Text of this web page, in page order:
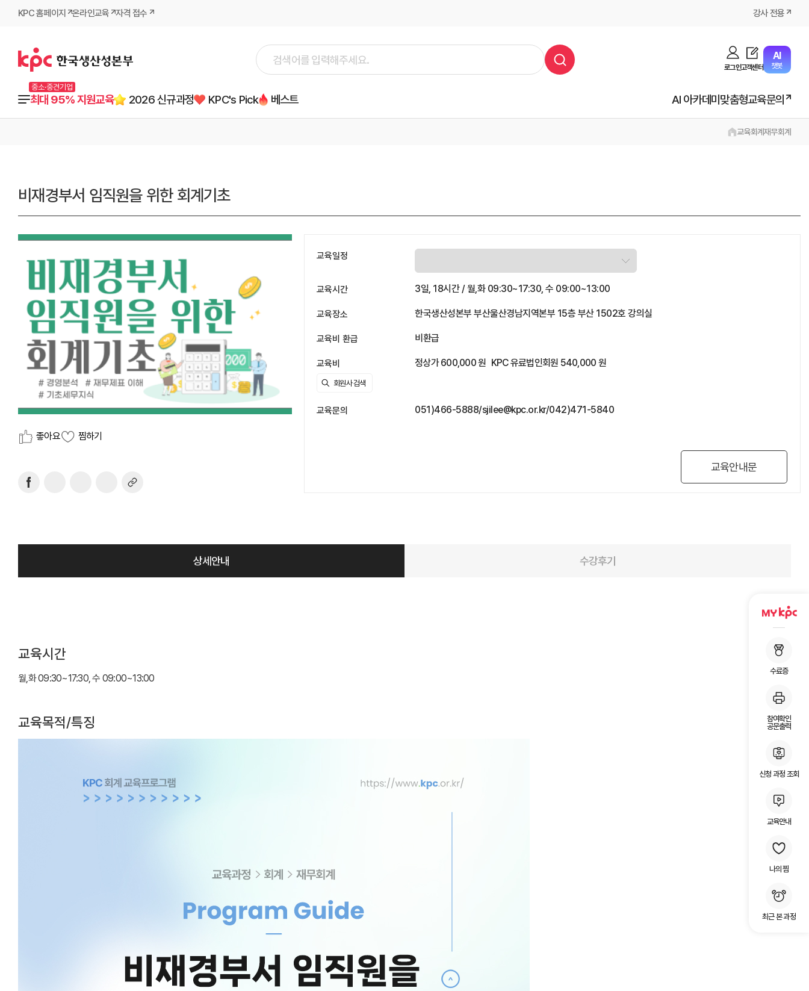
KPC 홈페이지 온라인교육 자격 접수 강사 전용
로그인고객센터
AI
챗봇
중소·중견기업
최대 95% 지원교육 2026 신규과정 KPC's Pick 베스트 AI 아카데미맞춤형교육문의
수료증
참여확인
공문출력
신청 과정 조회
교육안내
나의 찜
최근 본 과정
교육회계재무회계
비재경부서 임직원을 위한 회계기초
좋아요 찜하기
교육일정
교육시간 3일, 18시간 / 월,화 09:30~17:30, 수 09:00~13:00
교육장소 한국생산성본부 부산울산경남지역본부 15층 부산 1502호 강의실
교육비 환급 비환급
교육비 정상가 600,000 원 KPC 유료법인회원 540,000 원
교육문의 051)466-5888/sjilee@kpc.or.kr/042)471-5840
교육안내문
상세안내 수강후기
교육시간
월,화 09:30~17:30, 수 09:00~13:00
교육목적/특징